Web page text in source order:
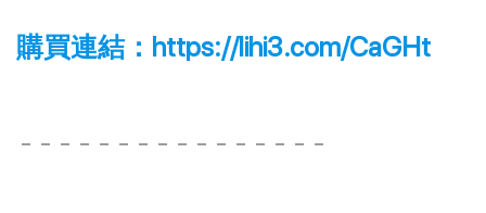
購買連結： https://lihi3.com/CaGHt
－－－－－－－－－－－－－－－－